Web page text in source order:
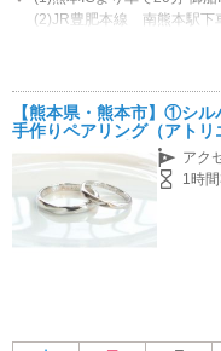
(2)JR豊肥本線 南熊本駅
営業時間：10時～19時 休業
専用駐車場あり（無料）4
【熊本県・熊本市】①シ
手作りペアリング（アト
リジナ指輪を手作り 旅行
アク
1時